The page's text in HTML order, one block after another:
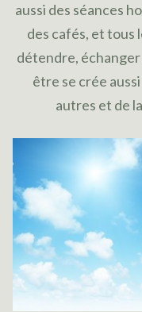
aussi des séances
des cafés, et tous
détendre,
être se crée
autres et de